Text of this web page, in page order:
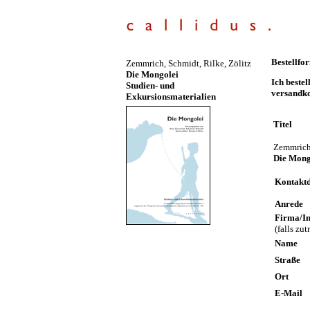
Zemmrich, Schmidt, Rilke, Zölitz
Die Mongolei
Studien- und
Exkursionsmaterialien
Ich
Titel
Die
Anrede
Firma/
(falls
Name
Straße
Ort
E-Mail